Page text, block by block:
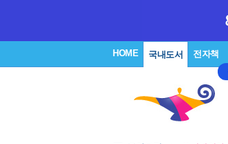
HOME 국내도서 전자책